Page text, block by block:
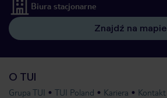
Biura stacjonarne
Znajdź na mapie
O TUI
Grupa TUI TUI Poland Kariera
Kontakt